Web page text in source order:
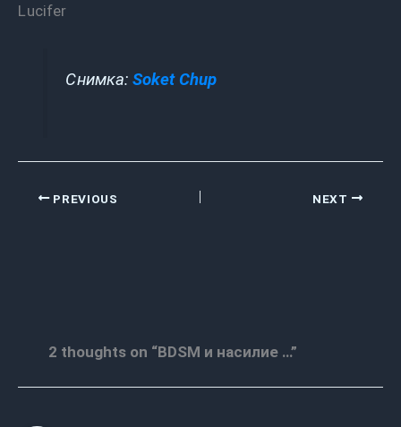
Lucifer
Снимка: Soket Chup
PREVIOUS NEXT
2 thoughts on “BDSM и насилие …”